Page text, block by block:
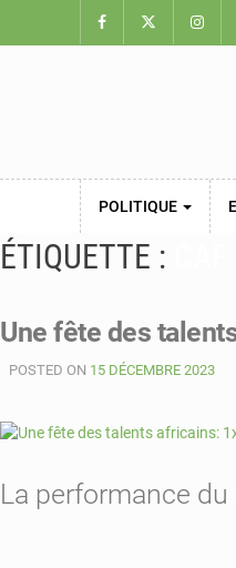
POLITIQUE
ÉTIQUETTE :
Une fête des
POSTED ON 15 DÉCEMBRE 2023
La performance